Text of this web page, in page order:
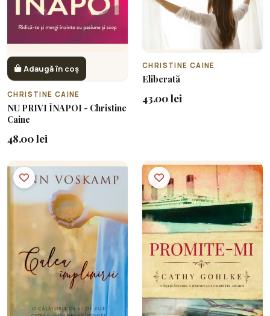
Adaugă în coș
CHRISTINE CAINE
NU PRIVI ÎNAPOI - Christine
Caine
48.00 lei
CHRISTINE CAINE
Eliberată
43.00 lei